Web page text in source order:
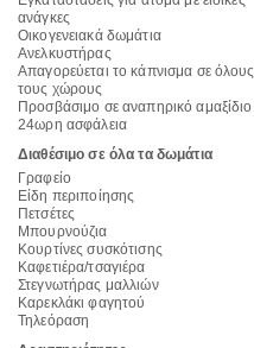
ανάγκες
Οικογενειακά δωμάτια
Ανελκυστήρας
Απαγορεύεται το κάπνισμα σε όλους
τους χώρους
Προσβάσιμο σε αναπηρικό αμαξίδιο
24ωρη ασφάλεια
Διαθέσιμο σε όλα τα δωμάτια
Γραφείο
Είδη περιποίησης
Πετσέτες
Μπουρνούζια
Κουρτίνες συσκότισης
Καφετιέρα/τσαγιέρα
Στεγνωτήρας μαλλιών
Καρεκλάκι φαγητού
Τηλεόραση